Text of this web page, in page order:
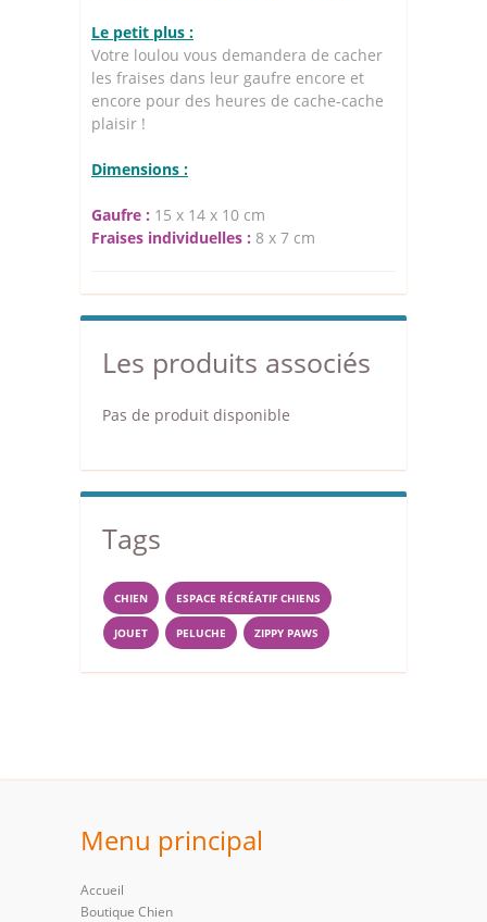
Le petit plus :
Votre loulou vous demandera de cacher
les fraises dans leur gaufre encore et
encore pour des heures de cache-cache
plaisir !
Dimensions :
Gaufre : 15 x 14 x 10 cm
Fraises individuelles : 8 x 7 cm
Les produits associés
Pas de produit disponible
Tags
CHIEN ESPACE RÉCRÉATIF CHIENS
JOUET PELUCHE ZIPPY PAWS
Menu principal
Accueil
Boutique Chien